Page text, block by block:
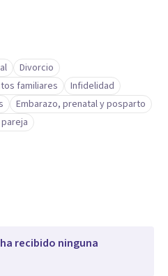
Divorcio
familiares
Infidelidad
Embarazo, prenatal y posparto
recibido ninguna